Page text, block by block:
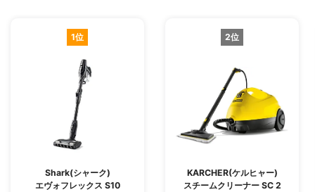
1位
Shark(シャーク)
エヴォフレックス S10
2位
KARCHER(ケルヒャー)
スチームクリーナー SC 2